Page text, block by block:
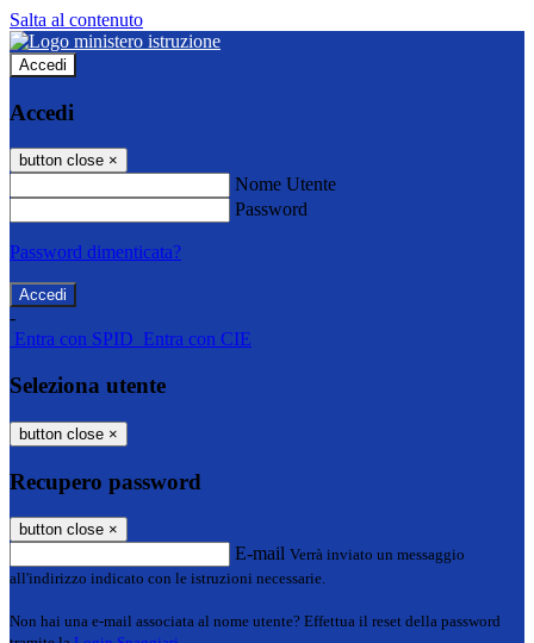
Salta al contenuto
Accedi
Accedi
button close ×
Nome Utente
Password
Password dimenticata?
-
Entra con SPID Entra con CIE
Seleziona utente
button close ×
Recupero password
button close ×
E-mail Verrà inviato un messaggio
all'indirizzo indicato con le istruzioni necessarie.
Non hai una e-mail associata al nome utente? Effettua il reset della password